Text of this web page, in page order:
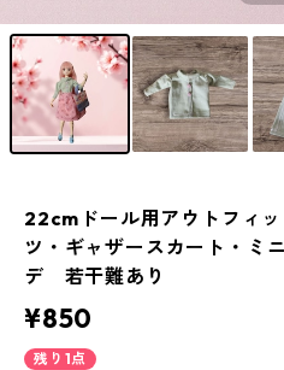
22cmドール用アウトフィ
ツ・ギャザースカート・ミ
デ 若干難あり
¥850
残り1点